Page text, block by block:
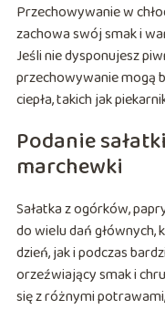
Przechowywanie w
zachowa swój smak i
Jeśli nie dysponujesz
przechowywanie mogą
ciepła, takich jak
Podanie
marchewki
Sałatka z ogórków,
do wielu dań
dzień, jak i podczas
orzeźwiający smak i
się z różnymi